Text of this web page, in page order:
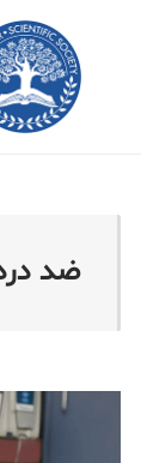
دکتر
ضد